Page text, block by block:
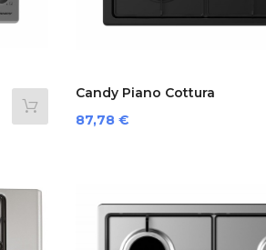
Candy Piano Cottura
Prezzo
87,78 €